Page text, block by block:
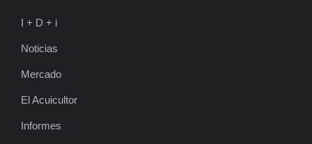
I + D + i
Noticias
Mercado
El Acuicultor
Informes